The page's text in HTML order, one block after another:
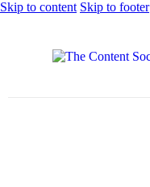
Skip to content Skip to footer